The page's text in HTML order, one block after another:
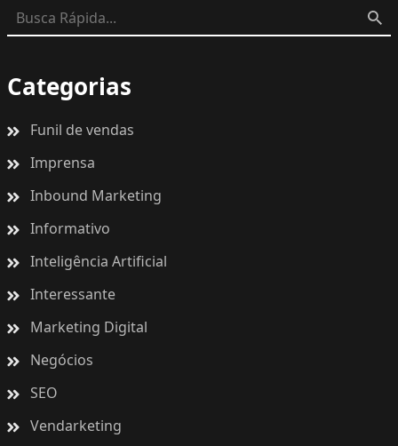
Categorias
Funil de vendas
Imprensa
Inbound Marketing
Informativo
Inteligência Artificial
Interessante
Marketing Digital
Negócios
SEO
Vendarketing